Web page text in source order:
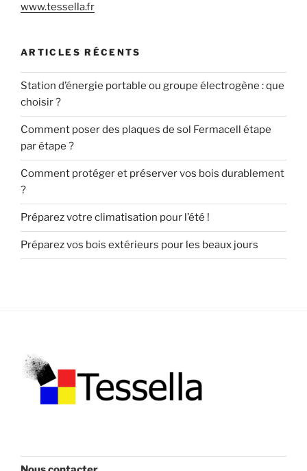
www.tessella.fr
ARTICLES RÉCENTS
Station d’énergie portable ou groupe électrogène : que
choisir ?
Comment poser des plaques de sol Fermacell étape
par étape ?
Comment protéger et préserver vos bois durablement
?
Préparez votre climatisation pour l’été !
Préparez vos bois extérieurs pour les beaux jours